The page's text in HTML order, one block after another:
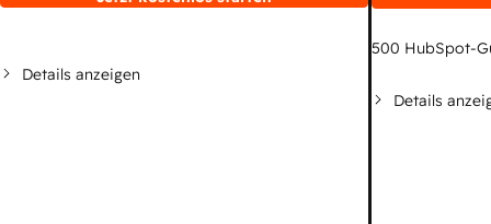
Details anzeigen
500 HubSpot-
Details